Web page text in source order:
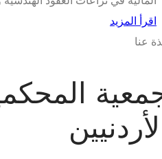
اقرأ المزيد
عنا